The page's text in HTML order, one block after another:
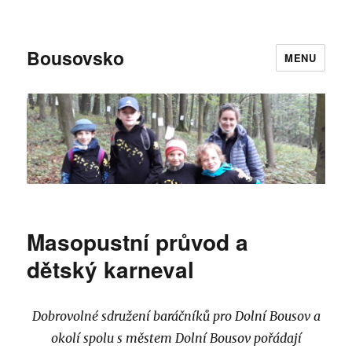
Bousovsko MENU
Masopustní průvod a
dětský karneval
Dobrovolné sdružení baráčníků pro Dolní Bousov a
okolí spolu s městem Dolní Bousov pořádají